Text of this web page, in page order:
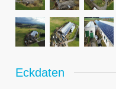
Eckdaten